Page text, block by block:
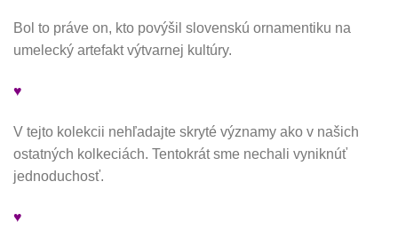
Bol to práve on, kto povýšil slovenskú ornamentiku na
umelecký artefakt výtvarnej kultúry.
♥
V tejto kolekcii nehľadajte skryté významy ako v našich
ostatných kolkeciách. Tentokrát sme nechali vyniknúť
jednoduchosť.
♥